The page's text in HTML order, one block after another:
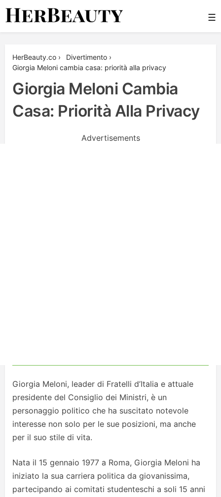
Skip
☰
HerBeauty.co › Divertimento ›
Giorgia Meloni cambia casa: priorità alla privacy
Giorgia Meloni Cambia
Casa: Priorità Alla Privacy
Advertisements
Giorgia Meloni, leader di Fratelli d’Italia e attuale
presidente del Consiglio dei Ministri, è un
personaggio politico che ha suscitato notevole
interesse non solo per le sue posizioni, ma anche
per il suo stile di vita.
Nata il 15 gennaio 1977 a Roma, Giorgia Meloni ha
iniziato la sua carriera politica da giovanissima,
partecipando ai comitati studenteschi a soli 15 anni